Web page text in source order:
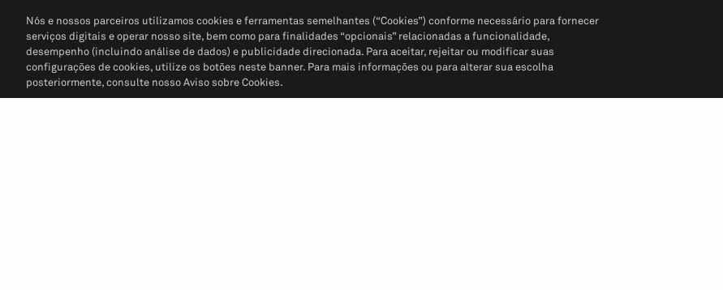
Nós e nossos parceiros utilizamos cookies e ferramentas semelhantes (“Cookies”) conforme necessário para fornecer
serviços digitais e operar nosso site, bem como para finalidades “opcionais” relacionadas a funcionalidade,
desempenho (incluindo análise de dados) e publicidade direcionada. Para aceitar, rejeitar ou modificar suas
configurações de cookies, utilize os botões neste banner. Para mais informações ou para alterar sua escolha
posteriormente, consulte nosso Aviso sobre Cookies.